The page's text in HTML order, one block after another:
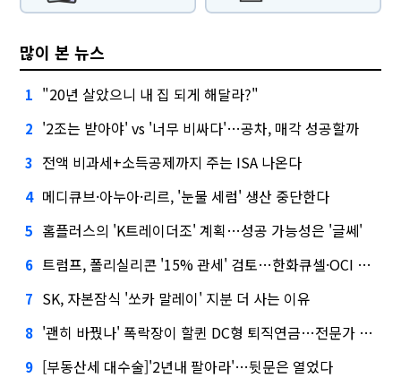
많이 본 뉴스
1 "20년 살았으니 내 집 되게 해달라?"
2 '2조는 받아야' vs '너무 비싸다'…공차, 매각 성공할까
3 전액 비과세+소득공제까지 주는 ISA 나온다
4 메디큐브·아누아·리르, '눈물 세럼' 생산 중단한다
5 홈플러스의 'K트레이더조' 계획…성공 가능성은 '글쎄'
6 트럼프, 폴리실리콘 '15% 관세' 검토…한화큐셀·OCI 영향은?
7 SK, 자본잠식 '쏘카 말레이' 지분 더 사는 이유
8 '괜히 바꿨나' 폭락장이 할퀸 DC형 퇴직연금…전문가 조언은
9 [부동산세 대수술]'2년내 팔아라'…뒷문은 열었다